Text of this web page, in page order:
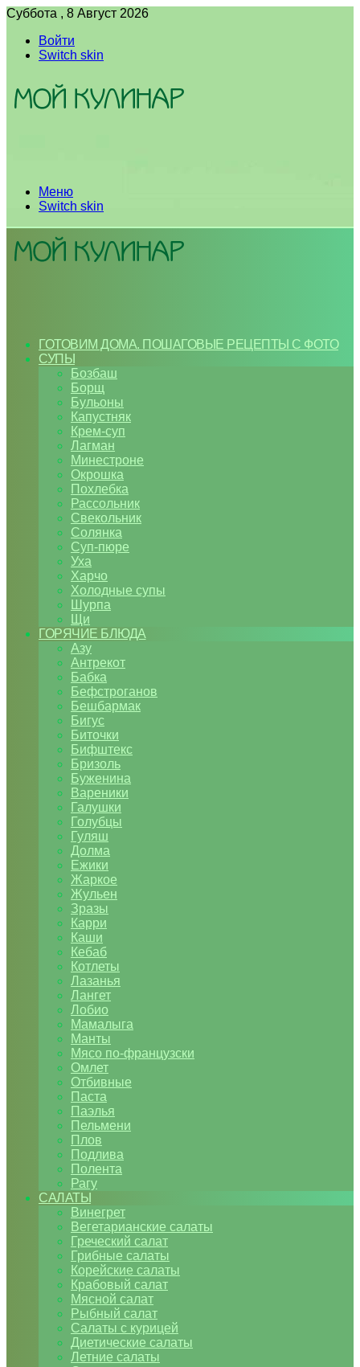
Суббота , 8 Август 2026
Войти
Switch skin
Меню
Switch skin
ГОТОВИМ ДОМА. ПОШАГОВЫЕ РЕЦЕПТЫ С ФОТО
СУПЫ
Бозбаш
Борщ
Бульоны
Капустняк
Крем-суп
Лагман
Минестроне
Окрошка
Похлебка
Рассольник
Свекольник
Солянка
Суп-пюре
Уха
Харчо
Холодные супы
Шурпа
Щи
ГОРЯЧИЕ БЛЮДА
Азу
Антрекот
Бабка
Бефстроганов
Бешбармак
Бигус
Биточки
Бифштекс
Бризоль
Буженина
Вареники
Галушки
Голубцы
Гуляш
Долма
Ежики
Жаркое
Жульен
Зразы
Карри
Каши
Кебаб
Котлеты
Лазанья
Лангет
Лобио
Мамалыга
Манты
Мясо по-французски
Омлет
Отбивные
Паста
Паэлья
Пельмени
Плов
Подлива
Полента
Рагу
САЛАТЫ
Винегрет
Вегетарианские салаты
Греческий салат
Грибные салаты
Корейские салаты
Крабовый салат
Мясной салат
Рыбный салат
Салаты с курицей
Диетические салаты
Летние салаты